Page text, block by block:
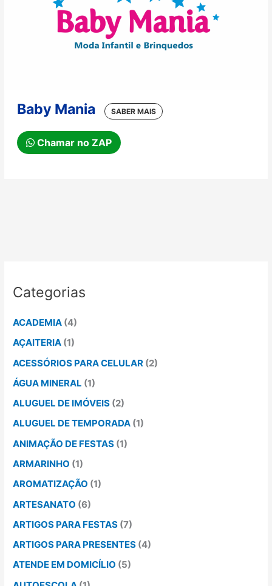
Baby Mania
Chamar no ZAP
Categorias
ACADEMIA (4)
AÇAITERIA (1)
ACESSÓRIOS PARA CELULAR (2)
ÁGUA MINERAL (1)
ALUGUEL DE IMÓVEIS (2)
ALUGUEL DE TEMPORADA (1)
ANIMAÇÃO DE FESTAS (1)
ARMARINHO (1)
AROMATIZAÇÃO (1)
ARTESANATO (6)
ARTIGOS PARA FESTAS (7)
ARTIGOS PARA PRESENTES (4)
ATENDE EM DOMICÍLIO (5)